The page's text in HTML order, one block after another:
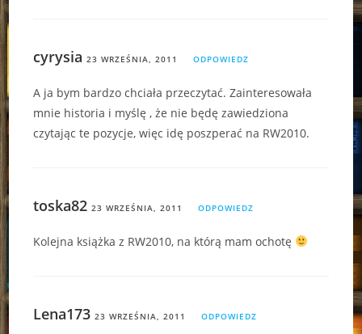
cyrysia 23 WRZEŚNIA, 2011 ODPOWIEDZ
A ja bym bardzo chciała przeczytać. Zainteresowała
mnie historia i myślę , że nie będę zawiedziona
czytając te pozycje, więc idę poszperać na RW2010.
toska82 23 WRZEŚNIA, 2011 ODPOWIEDZ
Kolejna książka z RW2010, na którą mam ochotę
Lena173 23 WRZEŚNIA, 2011 ODPOWIEDZ